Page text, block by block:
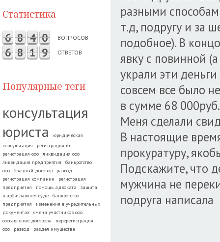
Статистика
6 8 4 0 ВОПРОСОВ
6 8 1 9 ОТВЕТОВ
Популярные теги
консультация
юриста
юридическая
консультация
регистрация ип
регистрация ооо
ликвидация ооо
ликвидация предприятия
банкротство
ооо
брачный договор
развод.
регистрация компании
регистрация
предприятия
помощь адвоката
защита
в арбитражном суде
банкротство
предприятия
изменения в учредительных
документах
смена участников ооо
составление договора
перерегистрация
ооо
развод раздел имущества
разными
т.д, подругу и за
подобное). В
явку с повинной
украли эти
совсем все было
в сумме 68
Меня сделали
В настоящие
прокуратуру,
Подскажите, что
мужчина не
подруга написала